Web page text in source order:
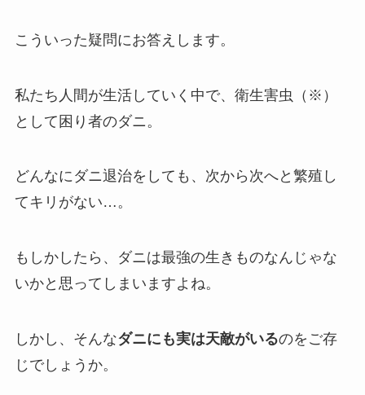
こういった疑問にお答えします。
私たち人間が生活していく中で、衛生害虫（※）
として困り者のダニ。
どんなにダニ退治をしても、次から次へと繁殖し
てキリがない…。
もしかしたら、ダニは最強の生きものなんじゃな
いかと思ってしまいますよね。
しかし、そんなダニにも実は天敵がいるのをご存
じでしょうか。